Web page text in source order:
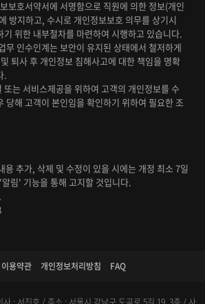
보호서약서에 서명함으로 직원에 의한 정보(개인
방지하고, 수시로 개인정보보호 의무를 상기시
기 위한 내부절차를 마련하여 시행하고 있습니다.
무 인수인계는 보안이 유지된 상태에서 철저하게
퇴사 후 개인정보 침해사고에 대한 책임을 명확
.
는 서비스제공을 위하여 고객의 개인정보를 수
당해 고객이 본인임을 확인하기 위하여 필요한 조
용 추가, 삭제 및 수정이 있을 시에는 개정 최소 7일
림' 기능을 통해 고지할 것입니다.
용약관 개인정보처리방침 FAQ